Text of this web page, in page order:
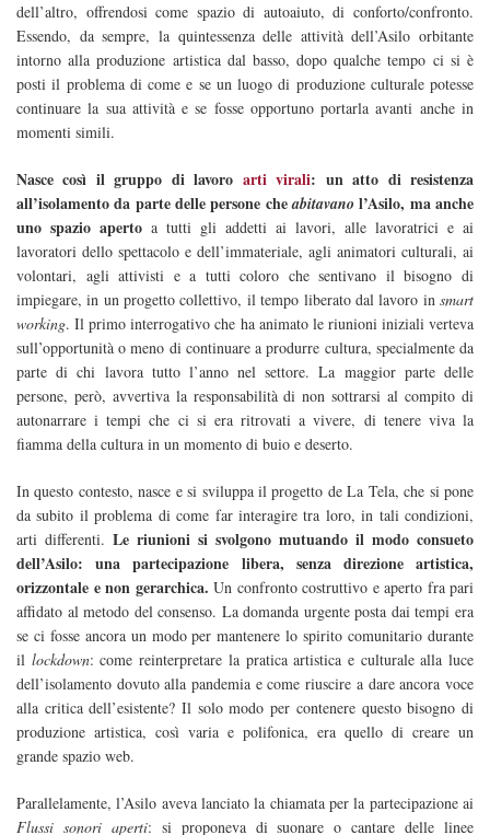
dell’altro, offrendosi come spazio di autoaiuto, di conforto/confronto.
Essendo, da sempre, la quintessenza delle attività dell’Asilo orbitante
intorno alla produzione artistica dal basso, dopo qualche tempo ci si è
posti il problema di come e se un luogo di produzione culturale potesse
continuare la sua attività e se fosse opportuno portarla avanti anche in
momenti simili.
Nasce così il gruppo di lavoro arti virali: un atto di resistenza
all’isolamento da parte delle persone cheabitavano l’Asilo, ma anche
uno spazio aperto a tutti gli addetti ai lavori, alle lavoratrici e ai
lavoratori dello spettacolo e dell’immateriale, agli animatori culturali, ai
volontari, agli attivisti e a tutti coloro che sentivano il bisogno di
impiegare, in un progetto collettivo, il tempo liberato dal lavoro in smart
working. Il primo interrogativo che ha animato le riunioni iniziali verteva
sull’opportunità o meno di continuare a produrre cultura, specialmente da
parte di chi lavora tutto l’anno nel settore. La maggior parte delle
persone, però, avvertiva la responsabilità di non sottrarsi al compito di
autonarrare i tempi che ci si era ritrovati a vivere, di tenere viva la
fiamma della cultura in un momento di buio e deserto.
In questo contesto, nasce e si sviluppa il progetto de La Tela, che si pone
da subito il problema di come far interagire tra loro, in tali condizioni,
arti differenti. Le riunioni si svolgono mutuando il modo consueto
dell’Asilo: una partecipazione libera, senza direzione artistica,
orizzontale e non gerarchica. Un confronto costruttivo e aperto fra pari
affidato al metodo del consenso. La domanda urgente posta dai tempi era
se ci fosse ancora un modo per mantenere lo spirito comunitario durante
il lockdown: come reinterpretare la pratica artistica e culturale alla luce
dell’isolamento dovuto alla pandemia e come riuscire a dare ancora voce
alla critica dell’esistente? Il solo modo per contenere questo bisogno di
produzione artistica, così varia e polifonica, era quello di creare un
grande spazio web.
Parallelamente, l’Asilo aveva lanciato la chiamata per la partecipazione ai
Flussi sonori aperti: si proponeva di suonare o cantare delle linee